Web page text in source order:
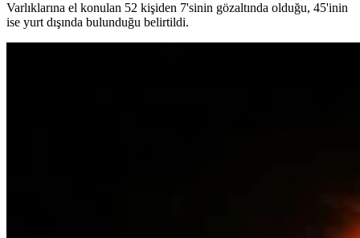
Varlıklarına el konulan 52 kişiden 7'sinin gözaltında olduğu, 45'inin
ise yurt dışında bulunduğu belirtildi.